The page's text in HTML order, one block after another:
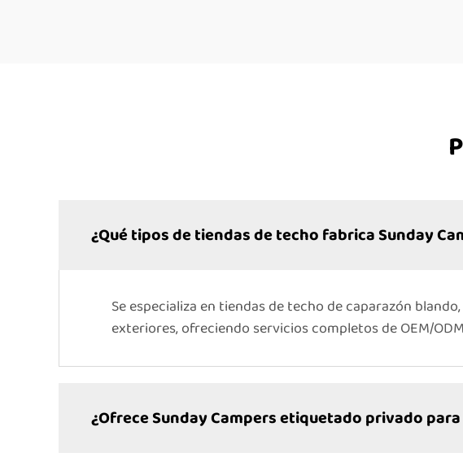
¿Qué tipos de tiendas de techo fabrica Sunday
Se especializa en tiendas de techo de caparazón
exteriores, ofreciendo servicios completos de OEM/
¿Ofrece Sunday Campers etiquetado privado